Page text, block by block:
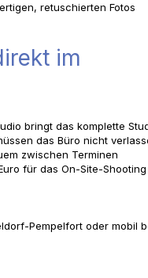
retuschierten Fotos
im
bringt das komplette
das Büro nicht
zwischen Terminen
für das On-Site-Shooting
Pempelfort oder mobil